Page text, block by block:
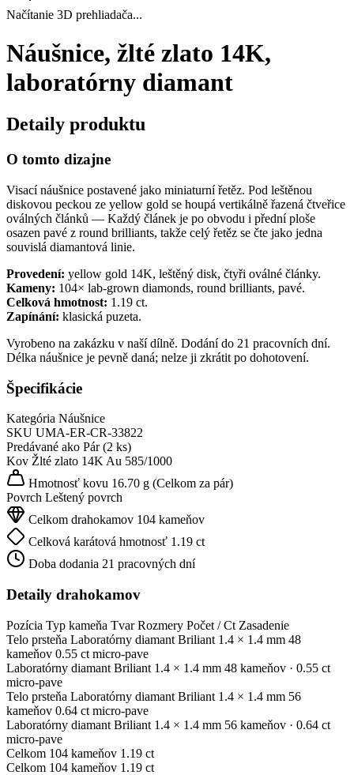
Načítanie 3D prehliadača...
Náušnice, žlté zlato 14K,
laboratórny diamant
Detaily produktu
O tomto dizajne
Visací náušnice postavené jako miniaturní řetěz. Pod leštěnou
diskovou peckou ze yellow gold se houpá vertikálně řazená čtveřice
oválných článků — Každý článek je po obvodu i přední ploše
osazen pavé z round brilliants, takže celý řetěz se čte jako jedna
souvislá diamantová linie.
Provedení: yellow gold 14K, leštěný disk, čtyři oválné články.
Kameny: 104× lab-grown diamonds, round brilliants, pavé.
Celková hmotnost: 1.19 ct.
Zapínání: klasická puzeta.
Vyrobeno na zakázku v naší dílně. Dodání do 21 pracovních dní.
Délka náušnice je pevně daná; nelze ji zkrátit po dohotovení.
Špecifikácie
Kategória Náušnice
SKU UMA-ER-CR-33822
Predávané ako Pár (2 ks)
Kov Žlté zlato 14KAu 585/1000
Hmotnosť kovu 16.70 g (Celkom za pár)
Povrch Leštený povrch
Celkom drahokamov 104 kameňov
Celková karátová hmotnosť 1.19 ct
Doba dodania 21 pracovných dní
Detaily drahokamov
Pozícia Typ kameňa Tvar Rozmery Počet / Ct Zasadenie
Telo prsteňa Laboratórny diamant Briliant 1.4 × 1.4 mm 48
kameňov 0.55 ct micro-pave
Laboratórny diamant Briliant 1.4 × 1.4 mm 48 kameňov · 0.55 ct
micro-pave
Telo prsteňa Laboratórny diamant Briliant 1.4 × 1.4 mm 56
kameňov 0.64 ct micro-pave
Laboratórny diamant Briliant 1.4 × 1.4 mm 56 kameňov · 0.64 ct
micro-pave
Celkom 104 kameňov 1.19 ct
Celkom 104 kameňov 1.19 ct